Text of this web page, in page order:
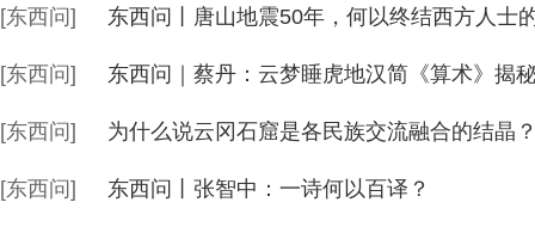
[东西问] 东西问丨唐山地震50年，何以终结西方人士
[东西问] 东西问｜蔡丹：云梦睡虎地汉简《算术》揭
[东西问] 为什么说云冈石窟是各民族交流融合的结晶
[东西问] 东西问丨张智中：一诗何以百译？